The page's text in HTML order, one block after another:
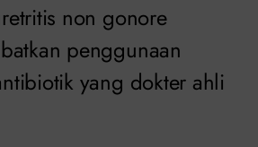
non gonore
penggunaan
yang dokter ahli